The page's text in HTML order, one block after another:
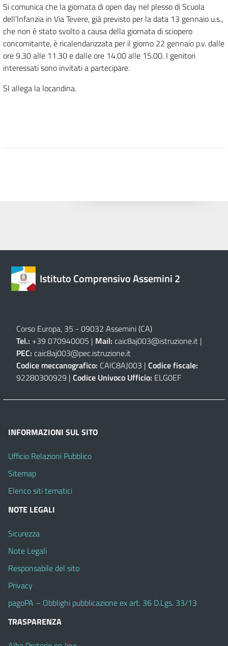
Si comunica che la giornata di open day nel plesso di Scuola
dell’Infanzia in Via Tevere, già previsto per la data 13 gennaio u.s.,
che non è stato svolto a causa della giornata di sciopero
concomitante, è ricalendarizzata per il giorno 22 gennaio p.v. dalle
ore 9.30 alle 11.30 e dalle ore 14.00 alle 15.00. I genitori
interessati sono invitati a partecipare.
SI allega la locandina.
Istituto Comprensivo Assemini 2
Corso Europa, 35 - 09032 Assemini (CA)
Tel.: +39 070940005 | Mail: caic8aj003@istruzione.it |
PEC: caic8aj003@pec.istruzione.it
Codice meccanografico: CAIC8AJ003 | Codice fiscale:
92280300929 | Codice Univoco Ufficio: ELG0EF
INFORMAZIONI SUL SITO
Ufficio Relazioni Pubblico
Sitemap
Elenco siti tematici
NOTE LEGALI
Sicurezza
Note Legali
Responsabile del sito
Privacy
pagoPA – Obblighi pubblicazione ex art. 36 D.Lgs. 33/13
TRASPARENZA